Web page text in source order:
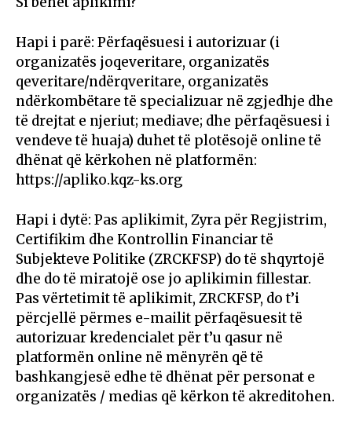
Hapi i parë: Përfaqësuesi i autorizuar (i
organizatës joqeveritare, organizatës
qeveritare/ndërqveritare, organizatës
ndërkombëtare të specializuar në zgjedhje dhe
të drejtat e njeriut; mediave; dhe përfaqësuesi i
vendeve të huaja) duhet të plotësojë online të
dhënat që kërkohen në platformën:
https://apliko.kqz-ks.org
Hapi i dytë: Pas aplikimit, Zyra për Regjistrim,
Certifikim dhe Kontrollin Financiar të
Subjekteve Politike (ZRCKFSP) do të shqyrtojë
dhe do të miratojë ose jo aplikimin fillestar.
Pas vërtetimit të aplikimit, ZRCKFSP, do t’i
përcjellë përmes e-mailit përfaqësuesit të
autorizuar kredencialet për t’u qasur në
platformën online në mënyrën që të
bashkangjesë edhe të dhënat për personat e
organizatës / medias që kërkon të akreditohen.